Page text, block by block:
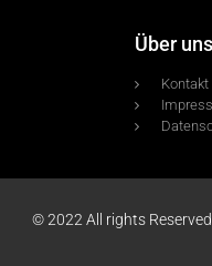
Über uns
Kontakt
© 2022 All rights Reserved.